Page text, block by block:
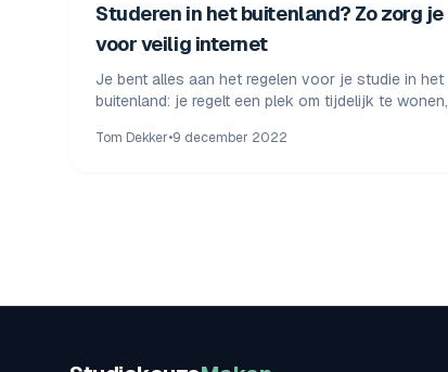
Studeren in het buitenland? Zo zorg je
voor veilig internet
Je bent alles aan het regelen voor je studie in het
buitenland: je regelt een plek om tijdelijk te wonen,
minor of master of kijkt al naar een stageplek.
Tom Dekker•9 december 2022